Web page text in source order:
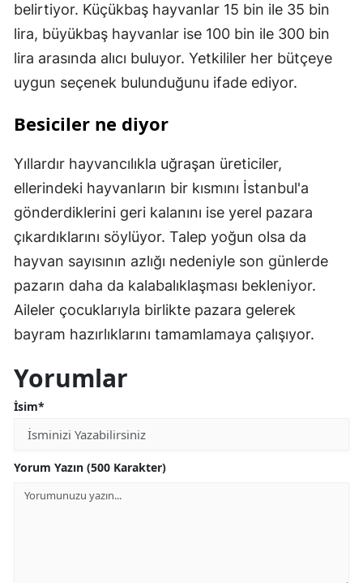
belirtiyor. Küçükbaş hayvanlar 15 bin ile 35 bin
lira, büyükbaş hayvanlar ise 100 bin ile 300 bin
lira arasında alıcı buluyor. Yetkililer her bütçeye
uygun seçenek bulunduğunu ifade ediyor.
Besiciler ne diyor
Yıllardır hayvancılıkla uğraşan üreticiler,
ellerindeki hayvanların bir kısmını İstanbul'a
gönderdiklerini geri kalanını ise yerel pazara
çıkardıklarını söylüyor. Talep yoğun olsa da
hayvan sayısının azlığı nedeniyle son günlerde
pazarın daha da kalabalıklaşması bekleniyor.
Aileler çocuklarıyla birlikte pazara gelerek
bayram hazırlıklarını tamamlamaya çalışıyor.
Yorumlar
İsim*
Yorum Yazın (500 Karakter)